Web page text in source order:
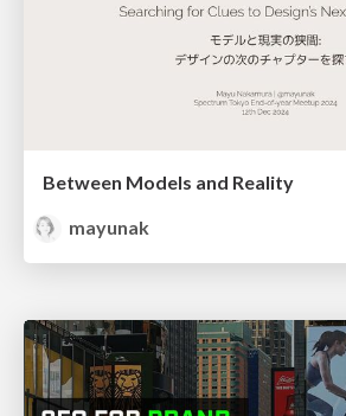
Between Models and Reality
mayunak